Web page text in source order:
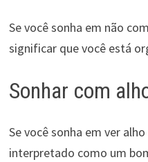
Se você sonha em não
significar que você está
Sonhar com
Se você sonha em ver
interpretado como um